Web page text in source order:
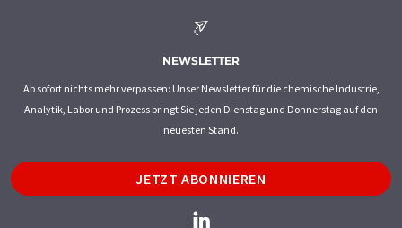
NEWSLETTER
Ab sofort nichts mehr verpassen: Unser Newsletter für die chemische Industrie,
Analytik, Labor und Prozess bringt Sie jeden Dienstag und Donnerstag auf den
neuesten Stand.
JETZT ABONNIEREN